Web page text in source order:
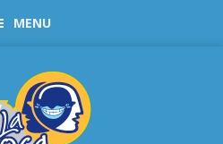
MENU